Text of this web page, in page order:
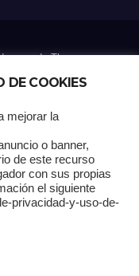
deThemeansar
Documental Gracias !
Pagina Principal Pago
DE COOKIES
mejorar la
o banner,
de este recurso
con sus propias
el siguiente
privacidad-y-uso-de-